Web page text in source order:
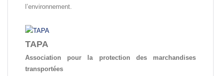
l’environnement.
TAPA
Association pour la protection des marchandises
transportées